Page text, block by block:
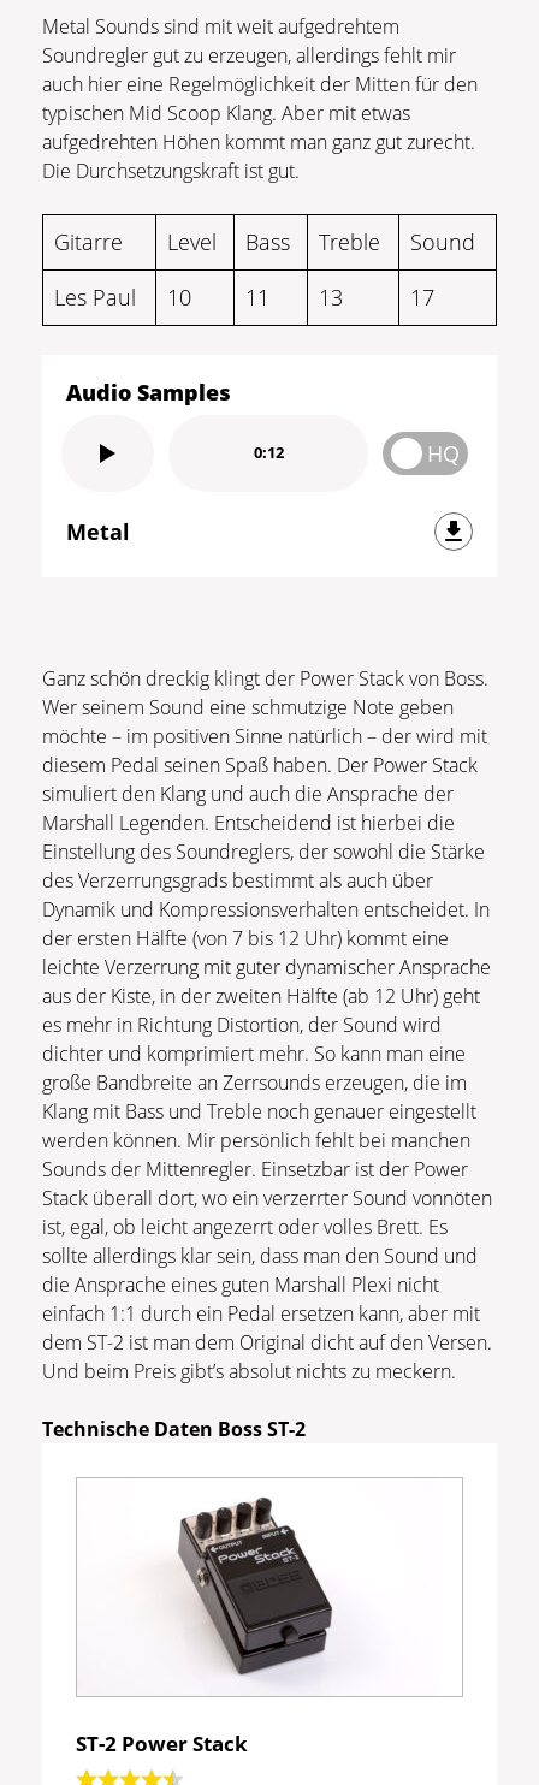
Metal Sounds sind mit weit aufgedrehtem
Soundregler gut zu erzeugen, allerdings fehlt mir
auch hier eine Regelmöglichkeit der Mitten für den
typischen Mid Scoop Klang. Aber mit etwas
aufgedrehten Höhen kommt man ganz gut zurecht.
Die Durchsetzungskraft ist gut.
Gitarre Level Bass Treble
Sound
Les Paul
10 11 13 17
Audio Samples
0:12 HQ
Metal
Ganz schön dreckig klingt der Power Stack von Boss.
Wer seinem Sound eine schmutzige Note geben
möchte – im positiven Sinne natürlich – der wird mit
diesem Pedal seinen Spaß haben. Der Power Stack
simuliert den Klang und auch die Ansprache der
Marshall Legenden. Entscheidend ist hierbei die
Einstellung des Soundreglers, der sowohl die Stärke
des Verzerrungsgrads bestimmt als auch über
Dynamik und Kompressionsverhalten entscheidet. In
der ersten Hälfte (von 7 bis 12 Uhr) kommt eine
leichte Verzerrung mit guter dynamischer Ansprache
aus der Kiste, in der zweiten Hälfte (ab 12 Uhr) geht
es mehr in Richtung Distortion, der Sound wird
dichter und komprimiert mehr. So kann man eine
große Bandbreite an Zerrsounds erzeugen, die im
Klang mit Bass und Treble noch genauer eingestellt
werden können. Mir persönlich fehlt bei manchen
Sounds der Mittenregler. Einsetzbar ist der Power
Stack überall dort, wo ein verzerrter Sound vonnöten
ist, egal, ob leicht angezerrt oder volles Brett. Es
sollte allerdings klar sein, dass man den Sound und
die Ansprache eines guten Marshall Plexi nicht
einfach 1:1 durch ein Pedal ersetzen kann, aber mit
dem ST-2 ist man dem Original dicht auf den Versen.
Und beim Preis gibt’s absolut nichts zu meckern.
Technische Daten Boss ST-2
ST-2 Power Stack